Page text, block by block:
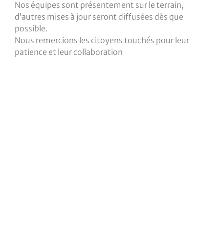
Nos équipes sont présentement sur le terrain,
d’autres mises à jour seront diffusées dès que
possible.
Nous remercions les citoyens touchés pour leur
patience et leur collaboration